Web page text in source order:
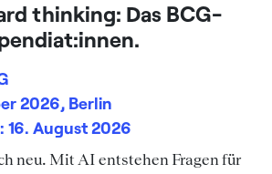
thinking: Das BCG-
2026, Berlin
16. August 2026
neu. Mit AI entstehen Fragen für